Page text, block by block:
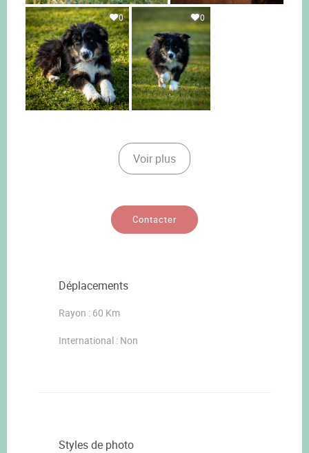
0 0
Voir plus
Contacter
Déplacements
Rayon : 60 Km
International : Non
Styles de photo